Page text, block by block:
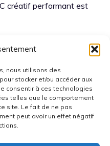
nous utilisons des
stocker et/ou accéder aux
consentir à ces technologies
telles que le comportement
site. Le fait de ne pas
peut avoir un effet négatif
créatif performant est
au confort
: ventilateurs lents,
efficients. Ainsi, une
si disponible, réduit
un ventirad à grand